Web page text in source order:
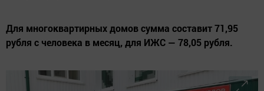
Для многоквартирных домов сумма составит 71,95
рубля с человека в месяц, для ИЖС — 78,05 рубля.